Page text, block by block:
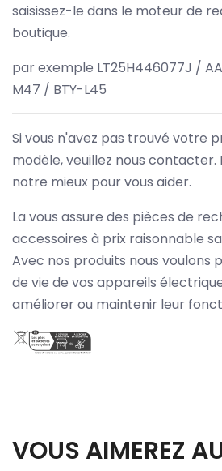
saisissez-le dans le moteur de
boutique.
par exemple LT25H446077J /
M47 / BTY-L45
Si vous n'avez pas trouvé votre
modèle, veuillez nous contacter.
notre mieux pour vous aider.
La vous assure des pièces de
accessoires à prix raisonnable
Avec nos produits nous voulons
de vie de vos appareils
améliorer ou maintenir leur
VOUS AIMEREZ